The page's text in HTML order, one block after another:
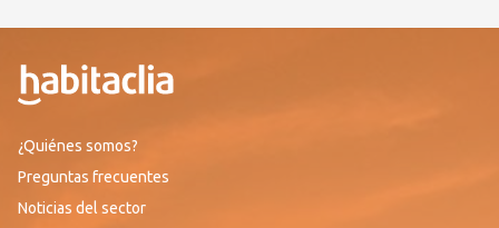
¿Quiénes somos?
Preguntas frecuentes
Noticias del sector